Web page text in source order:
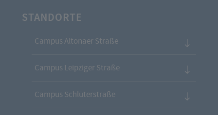
STANDORTE
Campus Altonaer Straße
Campus Leipziger Straße
Campus Schlüterstraße